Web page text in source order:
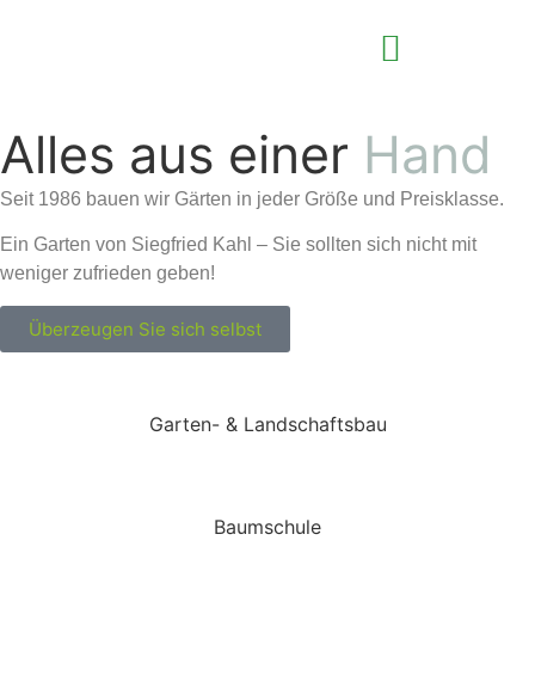
Alles aus einer Hand
Seit 1986 bauen wir Gärten in jeder Größe und Preisklasse.
Ein Garten von Siegfried Kahl – Sie sollten sich nicht mit
weniger zufrieden geben!
Überzeugen Sie sich selbst
Garten- & Landschaftsbau
Baumschule